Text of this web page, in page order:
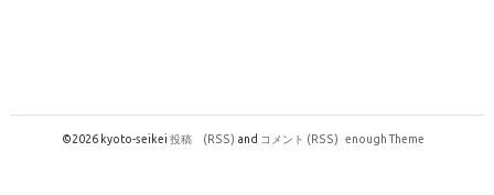
©2026 kyoto-seikei投稿 (RSS) and コメント (RSS) enough Theme